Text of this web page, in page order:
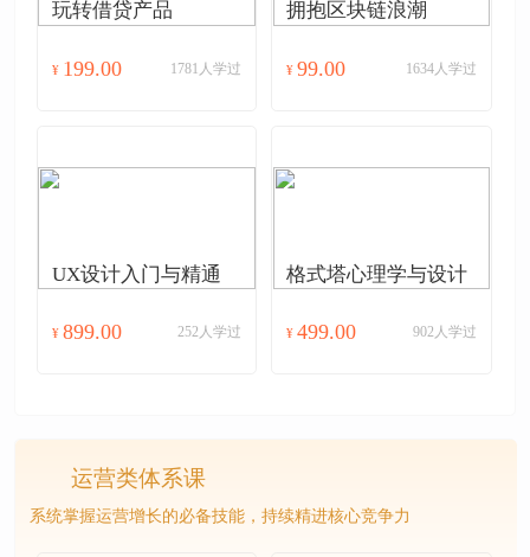
玩转借贷产品
¥ 199.00 1781人学过
拥抱区块链浪潮
¥ 99.00 1634人学过
UX设计入门与精通
¥ 899.00 252人学过
格式塔心理学与设计
¥ 499.00 902人学过
运营类体系课
系统掌握运营增长的必备技能，持续精进核心竞争力